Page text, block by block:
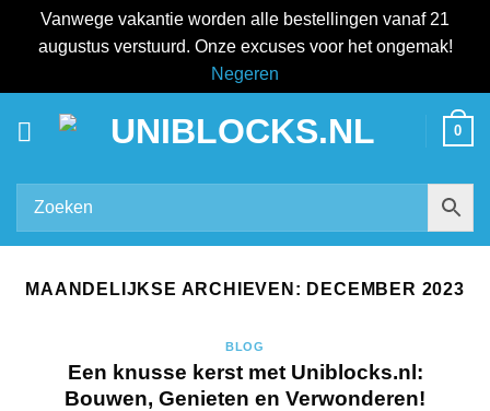
Vanwege vakantie worden alle bestellingen vanaf 21
augustus verstuurd. Onze excuses voor het ongemak!
Negeren
0
MAANDELIJKSE ARCHIEVEN: DECEMBER 2023
BLOG
Een knusse kerst met Uniblocks.nl:
Bouwen, Genieten en Verwonderen!